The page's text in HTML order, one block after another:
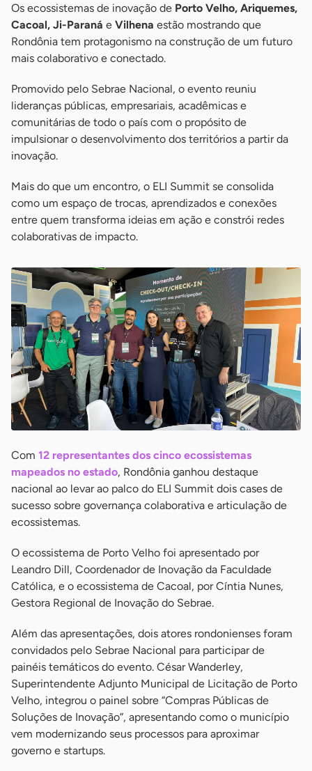
Os ecossistemas de inovação de Porto Velho, Ariquemes,
Cacoal, Ji-Paraná e Vilhena estão mostrando que
Rondônia tem protagonismo na construção de um futuro
mais colaborativo e conectado.
Promovido pelo Sebrae Nacional, o evento reuniu
lideranças públicas, empresariais, acadêmicas e
comunitárias de todo o país com o propósito de
impulsionar o desenvolvimento dos territórios a partir da
inovação.
Mais do que um encontro, o ELI Summit se consolida
como um espaço de trocas, aprendizados e conexões
entre quem transforma ideias em ação e constrói redes
colaborativas de impacto.
Com 12 representantes dos cinco ecossistemas
mapeados no estado, Rondônia ganhou destaque
nacional ao levar ao palco do ELI Summit dois cases de
sucesso sobre governança colaborativa e articulação de
ecossistemas.
O ecossistema de Porto Velho foi apresentado por
Leandro Dill, Coordenador de Inovação da Faculdade
Católica, e o ecossistema de Cacoal, por Cíntia Nunes,
Gestora Regional de Inovação do Sebrae.
Além das apresentações, dois atores rondonienses foram
convidados pelo Sebrae Nacional para participar de
painéis temáticos do evento. César Wanderley,
Superintendente Adjunto Municipal de Licitação de Porto
Velho, integrou o painel sobre “Compras Públicas de
Soluções de Inovação”, apresentando como o município
vem modernizando seus processos para aproximar
governo e startups.